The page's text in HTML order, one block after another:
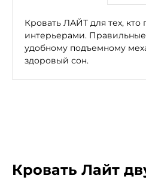
Кровать ЛАЙТ для тех,
интерьерами.
удобному подъемному
здоровый сон.
Кровать Лайт